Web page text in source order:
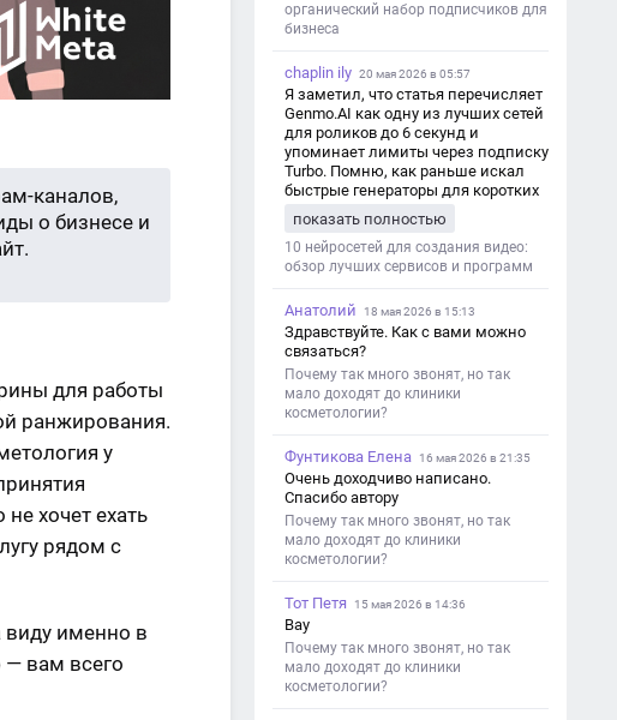
каналов,
о бизнесе и
для работы
ранжирования.
у
хочет ехать
рядом с
именно в
— вам всего
органический набор подписчиков для
бизнеса
chaplin ily 20 мая 2026 в 05:57
Я заметил, что статья перечисляет
Genmo.AI как одну из лучших сетей
для роликов до 6 секунд и
упоминает лимиты через подписку
Turbo. Помню, как раньше искал
быстрые генераторы для коротких
такой обзор именно с акцентом на
ограничения и подпись. Image V2
показать полностью
10 нейросетей для создания видео:
обзор лучших сервисов и программ
Анатолий 18 мая 2026 в 15:13
Здравствуйте. Как с вами можно
связаться?
Почему так много звонят, но так
мало доходят до клиники
косметологии?
Фунтикова Елена 16 мая 2026 в 21:35
Очень доходчиво написано.
Спасибо автору
Почему так много звонят, но так
мало доходят до клиники
косметологии?
Тот Петя 15 мая 2026 в 14:36
Вау
Почему так много звонят, но так
мало доходят до клиники
косметологии?